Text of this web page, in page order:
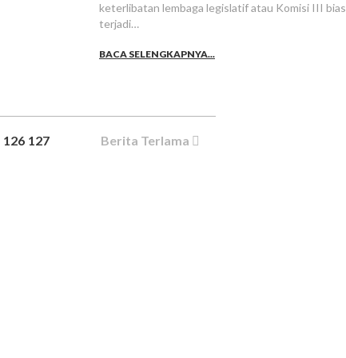
keterlibatan lembaga legislatif atau Komisi III
terjadi…
BACA SELENGKAPNYA...
126 127 Berita Terlama